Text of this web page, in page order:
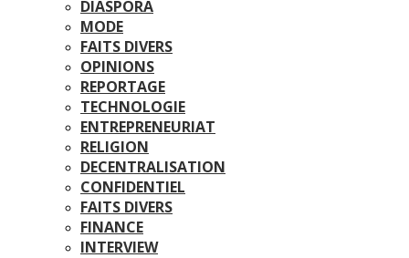
DIASPORA
MODE
FAITS DIVERS
OPINIONS
REPORTAGE
TECHNOLOGIE
ENTREPRENEURIAT
RELIGION
DECENTRALISATION
CONFIDENTIEL
FAITS DIVERS
FINANCE
INTERVIEW